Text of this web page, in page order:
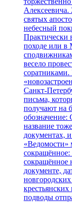
Алексеевича.
святых
небесный
Практически
походе или в
весело
Санкт-
письма,
получают на
обозначение:
название
документах,
«Ведомости»
сокращённое
документе,
подводы